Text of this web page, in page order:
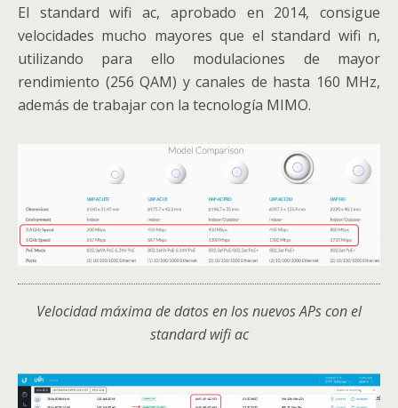
El standard wifi ac, aprobado en 2014, consigue
velocidades mucho mayores que el standard wifi n,
utilizando para ello modulaciones de mayor
rendimiento (256 QAM) y canales de hasta 160 MHz,
además de trabajar con la tecnología MIMO.
Velocidad máxima de datos en los nuevos APs con el
standard wifi ac